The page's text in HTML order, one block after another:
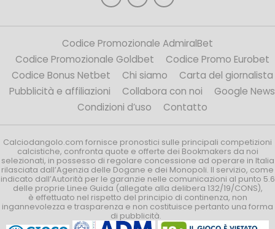
Codice Promozionale AdmiralBet
Codice Promozionale Goldbet
Codice Promo Eurobet
Codice Bonus Netbet
Chi siamo
Carta del giornalista
Pubblicità e affiliazioni
Collabora con noi
Google News
Condizioni d’uso
Contatto
Calciodangolo.com fornisce pronostici sulle principali competizioni
calcistiche, confronta quote e offerte dei Bookmakers da noi
selezionati, in possesso di regolare concessione ad operare in Italia
rilasciata dall’Agenzia delle Dogane e dei Monopoli. Il servizio, come
indicato dall’Autorità per le garanzie nelle comunicazioni al punto 5.6
delle proprie Linee Guida (allegate alla delibera 132/19/CONS),
è effettuato nel rispetto del principio di continenza, non
ingannevolezza e trasparenza e non costituisce pertanto una forma
di pubblicità.